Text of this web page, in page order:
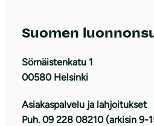
Suomen
Sörnäistenkatu 1
00580 Helsinki
Asiakaspalvelu ja lahjoitukset
Puh. 09 228 08210 (arkisin 9-